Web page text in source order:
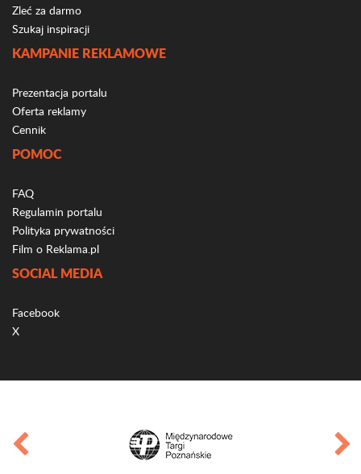
Zleć za darmo
Szukaj inspiracji
KAMPANIE REKLAMOWE
Prezentacja portalu
Oferta reklamy
Cennik
POMOC
FAQ
Regulamin portalu
Polityka prywatności
Film o Reklama.pl
SOCIAL MEDIA
Facebook
X